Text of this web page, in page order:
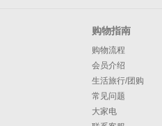
购物指南
购物流程
会员介绍
生活旅行/团购
常见问题
大家电